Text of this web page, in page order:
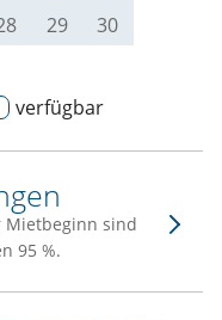
29
30
verfügbar
Mietbeginn sind
95 %.